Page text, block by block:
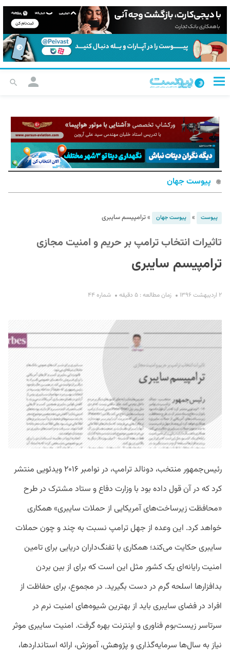
پیوست جهان
پیوست » پیوست جهان »ترامپیسم سایبری
تاثیرات انتخاب ترامپ بر حریم و امنیت مجازی
ترامپیسم سایبری
۲ اردیبهشت ۱۳۹۶ زمان مطالعه : ۵ دقیقه شماره ۴۴
رئیس‌جمهور منتخب، دونالد ترامپ، در نوامبر ۲۰۱۶ ویدئویی منتشر
کرد که در آن قول داده بود با وزارت دفاع و ستاد مشترک در طرح
«محافظت زیرساخت‌های آمریکایی از حملات سایبری» همکاری
خواهد کرد. این وعده از جهل ترامپ نسبت به چند و چون حملات
سایبری حکایت می‌کند؛ همکاری با تفنگ‌داران دریایی برای تامین
امنیت رایانه‌ای یک کشور مثل این است که برای از بین بردن
بدافزارها اسلحه گرم در ‌دست بگیرید. در مجموع، برای حفاظت از
افراد در فضای سایبری باید از بهترین شیوه‌های امنیت نرم در
سرتاسر زیست‌بوم فناوری و اینترنت بهره گرفت. امنیت سایبری موثر
نیاز به سال‌ها سرمایه‌گذاری و پژوهش، آموزش، ارائه استانداردها،